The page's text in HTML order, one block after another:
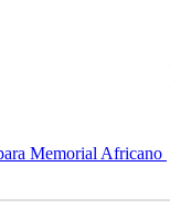
Memorial Africano